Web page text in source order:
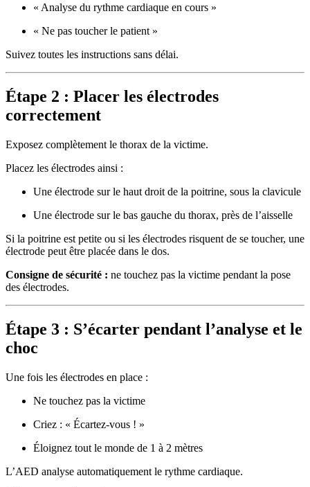
« Analyse du rythme cardiaque en cours »
« Ne pas toucher le patient »
Suivez toutes les instructions sans délai.
Étape 2 : Placer les électrodes
correctement
Exposez complètement le thorax de la victime.
Placez les électrodes ainsi :
Une électrode sur le haut droit de la poitrine, sous la clavicule
Une électrode sur le bas gauche du thorax, près de l’aisselle
Si la poitrine est petite ou si les électrodes risquent de se toucher, une
électrode peut être placée dans le dos.
Consigne de sécurité : ne touchez pas la victime pendant la pose
des électrodes.
Étape 3 : S’écarter pendant l’analyse et le
choc
Une fois les électrodes en place :
Ne touchez pas la victime
Criez : « Écartez-vous ! »
Éloignez tout le monde de 1 à 2 mètres
L’AED analyse automatiquement le rythme cardiaque.